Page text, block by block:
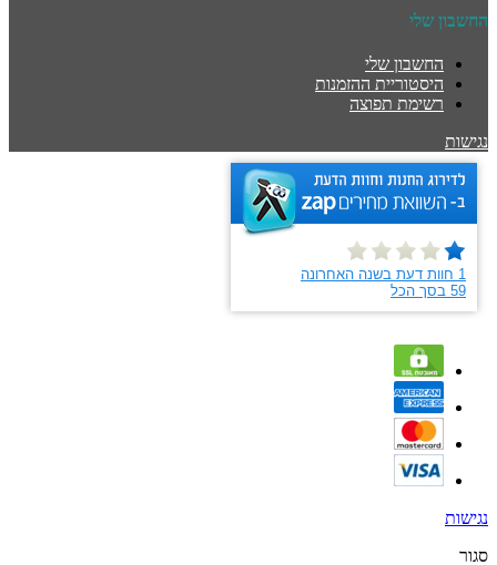
החשבון שלי
החשבון שלי
היסטוריית ההזמנות
רשימת תפוצה
נגישות
נגישות
סגור